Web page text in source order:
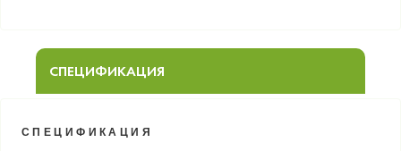
СПЕЦИФИКАЦИЯ
СПЕЦИФИКАЦИЯ